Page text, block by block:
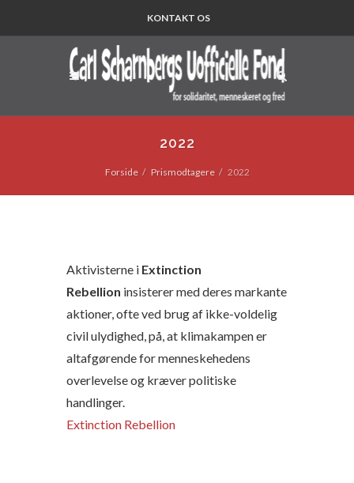
KONTAKT OS
2022
Forside Prismodtagere 2022
Aktivisterne i Extinction
Rebellion insisterer med deres markante
aktioner, ofte ved brug af ikke-voldelig
civil ulydighed, på, at klimakampen er
altafgørende for menneskehedens
overlevelse og kræver politiske
handlinger.
Extinction Rebellion